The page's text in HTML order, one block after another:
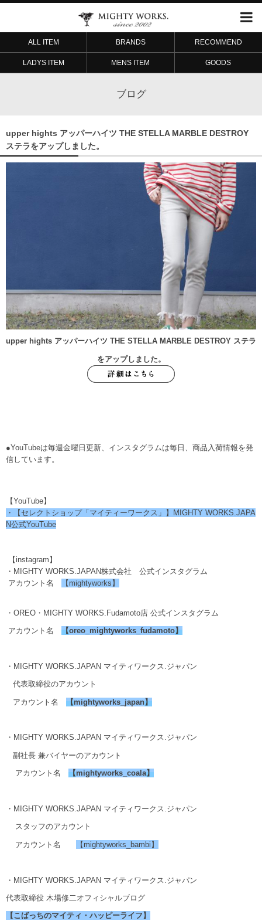
ALL ITEM BRANDS RECOMMEND
LADYS ITEM MENS ITEM GOODS
ブログ
upper hights アッパーハイツ THE STELLA MARBLE DESTROY
ステラをアップしました。
upper hights アッパーハイツ THE STELLA MARBLE DESTROY ステラ
をアップしました。
●YouTubeは毎週金曜日更新、インスタグラムは毎日、商品入荷情報を発
信しています。
【YouTube】
・【セレクトショップ「マイティーワークス」】MIGHTY WORKS.JAPA
N公式YouTube
【instagram】
・MIGHTY WORKS.JAPAN株式会社 公式インスタグラム
アカウント名
【mightyworks】
・OREO・MIGHTY WORKS.Fudamoto店 公式インスタグラム
アカウント名 【oreo_mightyworks_fudamoto】
・MIGHTY WORKS.JAPAN マイティワークス.ジャパン
代表取締役のアカウント
アカウント名 【mightyworks_japan】
・MIGHTY WORKS.JAPAN マイティワークス.ジャパン
副社長 兼バイヤーのアカウント
アカウント名 【mightyworks_coala】
・MIGHTY WORKS.JAPAN マイティワークス.ジャパン
スタッフのアカウント
アカウント名 【mightyworks_bambi】
・MIGHTY WORKS.JAPAN マイティワークス.ジャパン
代表取締役 木場修二オフィシャルブログ
【こばっちのマイティ・ハッピーライフ】